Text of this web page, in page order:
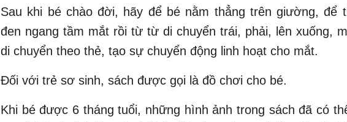
Sau khi bé chào đời, hãy để bé nằm thẳng trên giường, để
đen ngang tầm mắt rồi từ từ di chuyển trái, phải, lên xuống,
di chuyển theo thẻ, tạo sự chuyển động linh hoạt cho mắt.
Đối với trẻ sơ sinh, sách được gọi là đồ chơi cho bé.
Khi bé được 6 tháng tuổi, những hình ảnh trong sách đã có